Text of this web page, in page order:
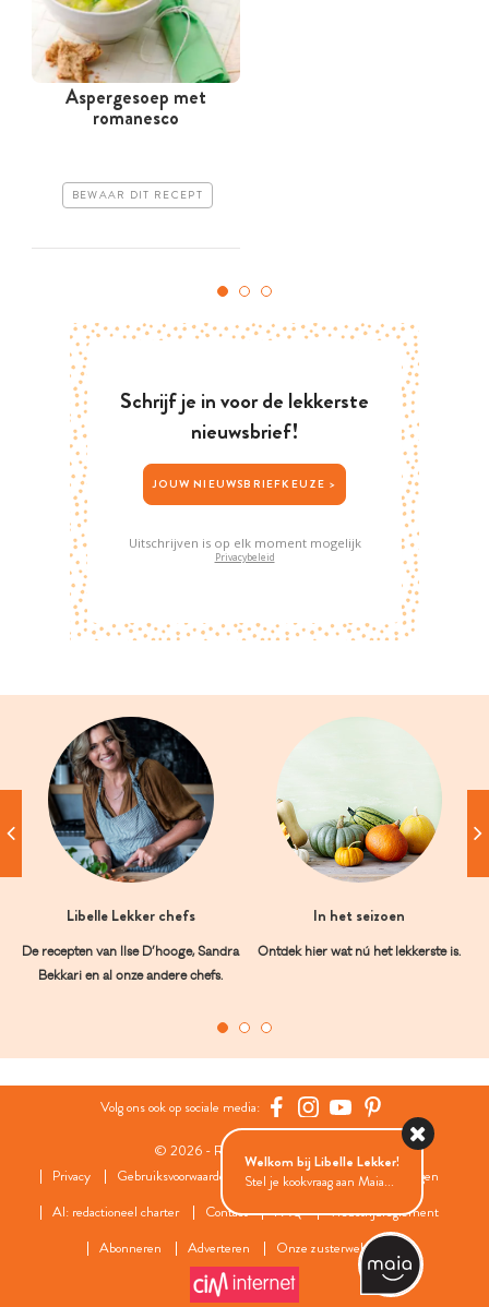
Aspergesoep met
romanesco
BEWAAR DIT RECEPT
Schrijf je in voor de lekkerste
nieuwsbrief!
JOUW NIEUWSBRIEFKEUZE >
Uitschrijven is op elk moment mogelijk
Privacybeleid
Libelle Lekker chefs
De recepten van Ilse D’hooge, Sandra
Bekkari en al onze andere chefs.
In het seizoen
Ontdek hier wat nú het lekkerste is.
Volg ons ook op sociale media:
© 2026 - Roularta Media Group
Privacy
Gebruiksvoorwaarden Cookies
Cookies instellingen
AI: redactioneel charter
Contact FAQ
Wedstrijdreglement
Abonneren
Adverteren Onze zusterwebsites
Welkom bij Libelle Lekker!
Stel je kookvraag aan Maia...